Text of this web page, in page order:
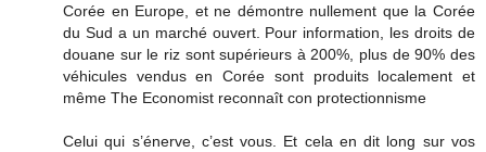
Corée en Europe, et ne démontre nullement que la Corée
du Sud a un marché ouvert. Pour information, les droits de
douane sur le riz sont supérieurs à 200%, plus de 90% des
véhicules vendus en Corée sont produits localement et
même The Economist reconnaît con protectionnisme
Celui qui s’énerve, c’est vous. Et cela en dit long sur vos